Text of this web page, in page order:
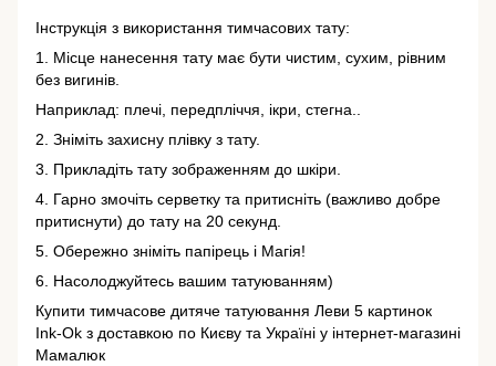
Інструкція з використання тимчасових тату:
1. Місце нанесення тату має бути чистим, сухим, рівним
без вигинів.
Наприклад: плечі, передпліччя, ікри, стегна..
2. Зніміть захисну плівку з тату.
3. Прикладіть тату зображенням до шкіри.
4. Гарно змочіть серветку та притисніть (важливо добре
притиснути) до тату на 20 секунд.
5. Обережно зніміть папірець і Магія!
6. Насолоджуйтесь вашим татуюванням)
Купити тимчасове дитяче татуювання Леви 5 картинок
Ink-Ok з доставкою по Києву та Україні у інтернет-магазині
Мамалюк